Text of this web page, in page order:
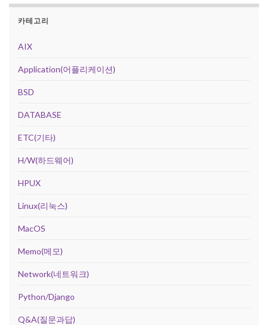
카테고리
AIX
Application(어플리케이션)
BSD
DATABASE
ETC(기타)
H/W(하드웨어)
HPUX
Linux(리눅스)
MacOS
Memo(메모)
Network(네트워크)
Python/Django
Q&A(질문과답)